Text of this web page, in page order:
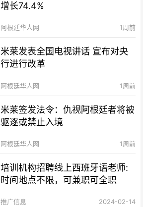
增长74.4%
阿根廷华人网 1周前
米莱发表全国电视讲话 宣布对央
行进行改革
阿根廷华人网 1周前
米莱签发法令：仇视阿根廷者将被
驱逐或禁止入境
阿根廷华人网 1周前
培训机构招聘线上西班牙语老师:
时间地点不限，可兼职可全职
推广信息 2024-02-14